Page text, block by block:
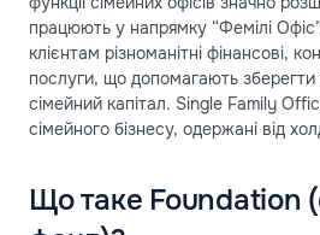
працюють у напрямку “Фемілі
клієнтам різноманітні фінансові,
послуги, що допомагають
сімейний капітал. Single Family
сімейного бізнесу, одержані від
Що таке Foundation